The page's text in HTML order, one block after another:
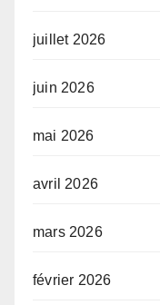
juillet 2026
juin 2026
mai 2026
avril 2026
mars 2026
février 2026